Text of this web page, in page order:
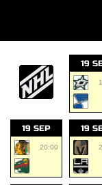
19
19 SEP
20:00
19